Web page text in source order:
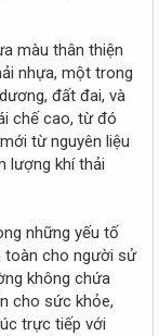
màu thân thiện
nhựa, một trong
đất đai, và
chế cao, từ đó
từ nguyên liệu
lượng khí thải
những yếu tố
toàn cho người sử
không chứa
cho sức khỏe,
trực tiếp với